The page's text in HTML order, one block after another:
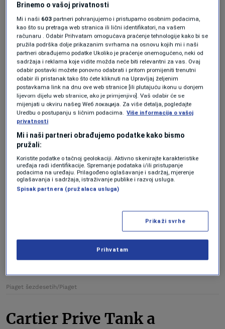
Piaget Sixtie
Kolekcija Sixtie, predstavljena ove godine
na sajmu Watches and Wonders,
inspirisana je dizajnom Piaget satova iz
1960-ih s trapezoidnim kućištima. Male je
veličine, s kućištem dimenzija 29 x 25,3
mm i debljinom od samo 6,5 mm. Iako je
lansirana s kvarcnim mehanizmom,
kasnije će biti dostupna s novim
automatskim mehanizmom koji Piaget
trenutno razvija. Dostupna je u
kombinacija, sa ili bez dijamantskog
okvira. Početna cijena je oko 11.500 dolara.
Piaget šezdesetih/Piaget
Cartier Prive Tank a
Brinemo o vašoj privatnosti
Mi i naši 603 partneri pohranjujemo i pristupamo osobnim podacima,
kao što su pretraga web stranica ili lični identifikatori, na vašem
računaru . Odabir Prihvatam omogućava praćenje tehnologije kako bi se
pružila podrška dolje prikazanim svrhama na osnovu kojih mi i naši
partneri obrađujemo podatke Ukoliko je praćenje onemogućeno, neki od
sadržaja i reklama koje vidite možda neće biti relevantni za vas. Ovaj
odabir postavki možete ponovno odabrati i pritom promijeniti trenutni
odabir ili pristanak tako što ćete kliknuti na Upravljaj željenim
postavkama link na dnu ove web stranice [ili plutajuću ikonu u donjem
lijevom dijelu web stranice, ako je primjenjivo]. Vaš odabir će se
mijenjati u okviru našeg Wеб локација. Za više detalja, pogledajte
Uredbu o postupanju s ličnim podacima. Više informacija o vašoj
privatnosti
Mi i naši partneri obrađujemo podatke kako bismo
pružali:
Koristite podatke o tačnoj geolokaciji. Aktivno skenirajte karakteristike
uređaja radi identifikacije. Spremanje podataka i/ili pristupanje
podacima na uređaju. Prilagođeno oglašavanje i sadržaj, mjerenje
oglašavanja i sadržaja, istraživanje publike i razvoj usluga.
Spisak partnera (pružalaca usluga)
Prikaži svrhe
Prihvatam